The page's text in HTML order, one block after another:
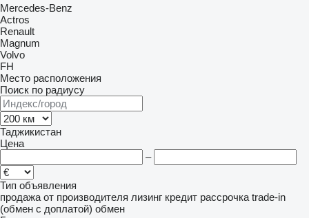
Mercedes-Benz
Actros
Renault
Magnum
Volvo
FH
Место расположения
Поиск по радиусу
Таджикистан
Цена
–
Тип объявления
продажа от производителя лизинг кредит рассрочка trade-in
(обмен с доплатой) обмен